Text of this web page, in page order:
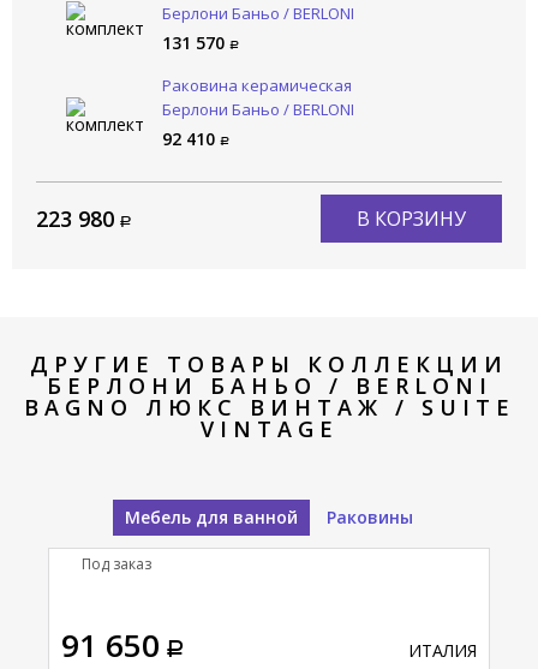
Берлони Баньо / BERLONI
BAGNO Люкс Винтаж /
SUVBS2C105C/110/SHA CL
131 570
Раковина керамическая
Берлони Баньо / BERLONI
BAGNO Люкс Винтаж /
LAVQAVINCXR57 110
92 410
223 980 В КОРЗИНУ
ДРУГИЕ ТОВАРЫ КОЛЛЕКЦИИ
БЕРЛОНИ БАНЬО / BERLONI
BAGNO ЛЮКС ВИНТАЖ / SUITE
VINTAGE
Мебель для ванной Раковины
91 650
ИТАЛИЯ
Под заказ